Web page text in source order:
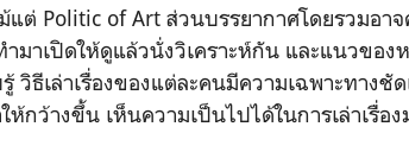
ต่ Politic of Art ส่วนบรรยากาศโดยรวมอาจ
มาเปิดให้ดูแล้วนั่งวิเคราะห์กัน และแนวของ
วิธีเล่าเรื่องของแต่ละคนมีความเฉพาะทางชั
ห้กว้างขึ้น เห็นความเป็นไปได้ในการเล่าเรื่